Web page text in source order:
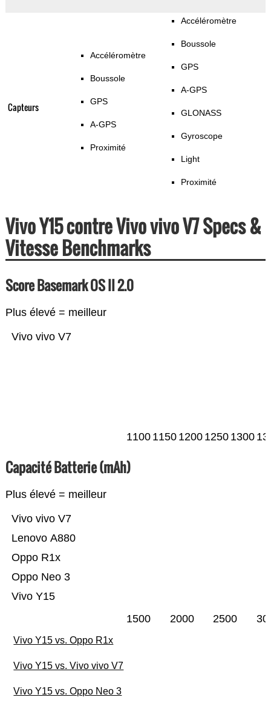
Capteurs
Accéléromètre
Boussole
GPS
A-GPS
Proximité
Accéléromètre
Boussole
GPS
A-GPS
GLONASS
Gyroscope
Light
Proximité
Vivo Y15 contre Vivo vivo V7 Specs &
Vitesse Benchmarks
Score Basemark OS II 2.0
Plus élevé = meilleur
Vivo vivo V7
1100 1150 1200 1250 1300
Capacité Batterie (mAh)
Plus élevé = meilleur
Vivo Y15
Oppo Neo 3
Oppo R1x
Lenovo A880
Vivo vivo V7
1500 2000 2500
Vivo Y15 vs. Oppo R1x
Vivo Y15 vs. Vivo vivo V7
Vivo Y15 vs. Oppo Neo 3